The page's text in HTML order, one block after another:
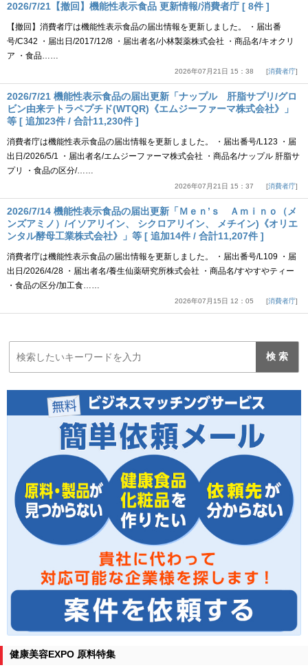
2026/7/21【撤回】機能性表示食品 更新情報/消費者庁 [ 8件 ]
【撤回】消費者庁は機能性表示食品の届出情報を更新しました。 ・届出番
号/C342 ・届出日/2017/12/8 ・届出者名/小林製薬株式会社 ・商品名/キオクリ
ア ・食品……
2026年07月21日 15：38 消費者庁
2026/7/21 機能性表示食品の届出更新「ナップル 肝脂サプリ/グロ
ビン由来テトラペプチド(WTQR)《エムジーファーマ株式会社》」
等 [ 追加23件 / 合計11,230件 ]
消費者庁は機能性表示食品の届出情報を更新しました。 ・届出番号/L123 ・届
出日/2026/5/1 ・届出者名/エムジーファーマ株式会社 ・商品名/ナップル 肝脂サ
プリ ・食品の区分/……
2026年07月21日 15：37 消費者庁
2026/7/14 機能性表示食品の届出更新「Ｍｅｎ’ｓ Ａｍｉｎｏ（メ
ンズアミノ）/イソアリイン、 シクロアリイン、 メチイン)《オリエ
ンタル酵母工業株式会社》」等 [ 追加14件 / 合計11,207件 ]
消費者庁は機能性表示食品の届出情報を更新しました。 ・届出番号/L109 ・届
出日/2026/4/28 ・届出者名/養生仙薬研究所株式会社 ・商品名/すやすやティー
・食品の区分/加工食……
2026年07月15日 12：05 消費者庁
健康美容EXPO 原料特集